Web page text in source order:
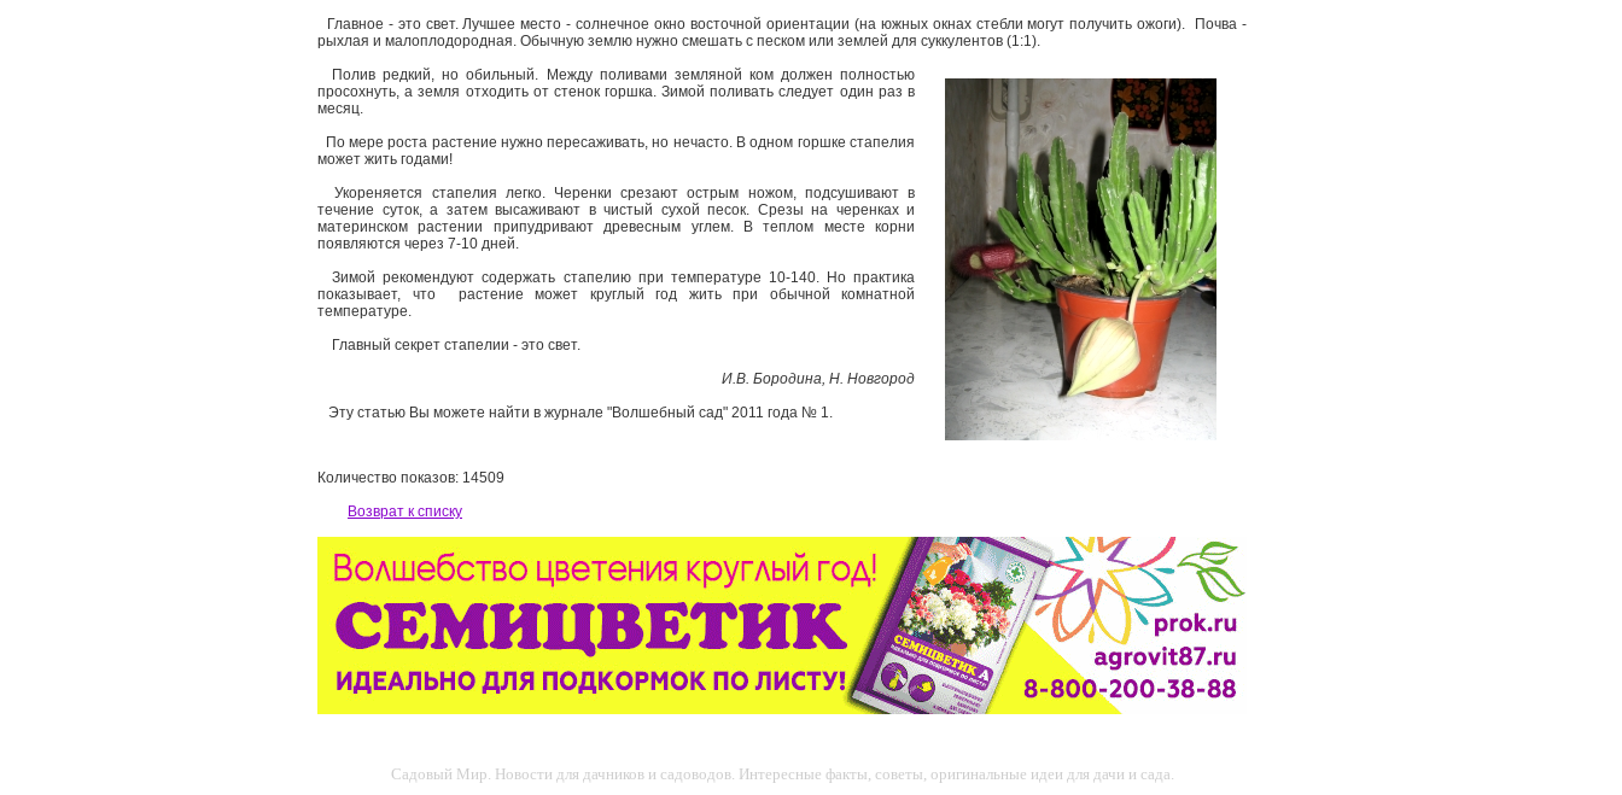
Главное - это свет. Лучшее место - солнечное окно восточной ориентации (на южных окнах стебли могут получить ожоги). Почва -
рыхлая и малоплодородная. Обычную землю нужно смешать с песком или землей для суккулентов (1:1).
Полив редкий, но обильный. Между поливами земляной ком должен полностью
просохнуть, а земля отходить от стенок горшка. Зимой поливать следует один раз в
месяц.
По мере роста растение нужно пересаживать, но нечасто. В одном горшке стапелия
может жить годами!
Укореняется стапелия легко. Черенки срезают острым ножом, подсушивают в
течение суток, а затем высаживают в чистый сухой песок. Срезы на черенках и
материнском растении припудривают древесным углем. В теплом месте корни
появляются через 7-10 дней.
Зимой рекомендуют содержать стапелию при температуре 10-140. Но практика
показывает, что растение может круглый год жить при обычной комнатной
температуре.
Главный секрет стапелии - это свет.
И.В. Бородина, Н. Новгород
Эту статью Вы можете найти в журнале "Волшебный сад" 2011 года № 1.
Количество показов: 14509
Возврат к списку
Садовый Мир. Новости для дачников и садоводов. Интересные факты, советы, оригинальные идеи для дачи и сада.